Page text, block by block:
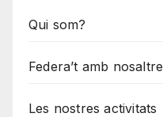
Qui som?
Federa’t amb
Les nostres activitats